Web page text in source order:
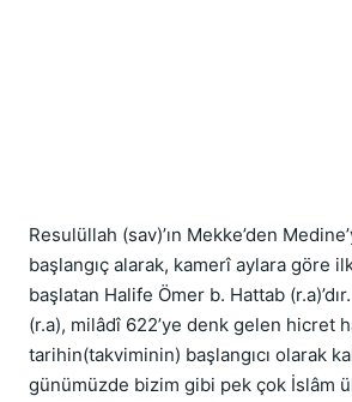
Resulüllah (sav)’ın Mekke’den
başlangıç alarak, kamerî aylara göre
başlatan Halife Ömer b. Hattab
(r.a), milâdî 622’ye denk gelen hicret
tarihin(takviminin) başlangıcı olarak
günümüzde bizim gibi pek çok İslâm